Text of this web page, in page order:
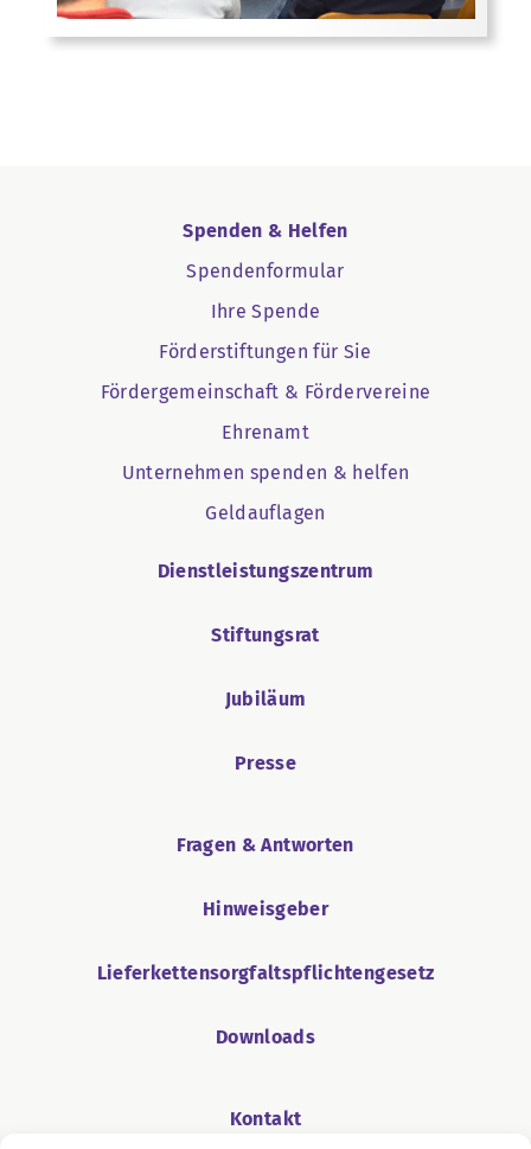
Spenden & Helfen
Spendenformular
Ihre Spende
Förderstiftungen für Sie
Fördergemeinschaft & Fördervereine
Ehrenamt
Unternehmen spenden & helfen
Geldauflagen
Dienstleistungszentrum
Stiftungsrat
Jubiläum
Presse
Fragen & Antworten
Hinweisgeber
Lieferkettensorgfaltspflichtengesetz
Downloads
Kontakt